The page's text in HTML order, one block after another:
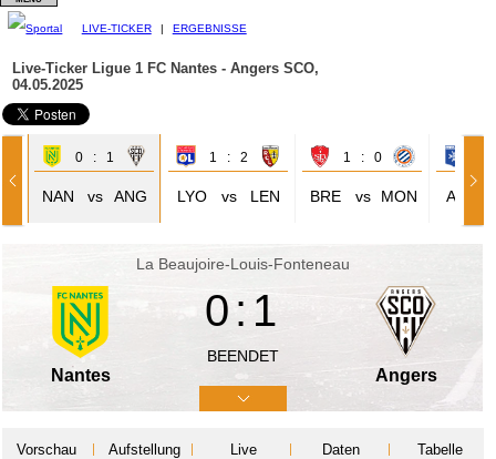
LIVE-TICKER | ERGEBNISSE
Live-Ticker Ligue 1 FC Nantes - Angers SCO,
04.05.2025
0 : 1
NAN vs ANG
1 : 2
LYO vs LEN
1 : 0
BRE vs MON AJA
La Beaujoire-Louis-Fonteneau
Nantes
0:1
BEENDET
Angers
Vorschau Aufstellung Live Daten Tabelle